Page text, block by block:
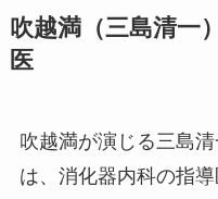
吹越満（三島清
医
吹越満が演じる三島
は、消化器内科の指